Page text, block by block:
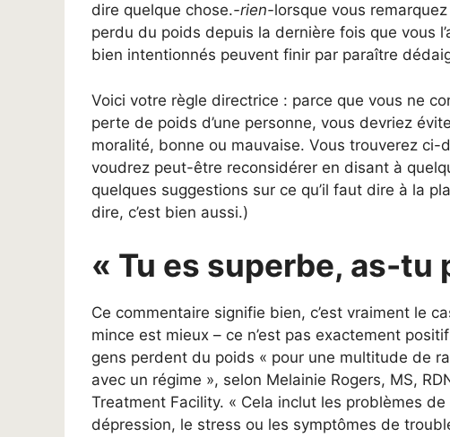
dire quelque chose.-rien-lorsque vous
perdu du poids depuis la dernière fois que vous
bien intentionnés peuvent finir par paraître
Voici votre règle directrice : parce que vous ne
perte de poids d’une personne, vous devriez
moralité, bonne ou mauvaise. Vous trouverez
voudrez peut-être reconsidérer en disant à
quelques suggestions sur ce qu’il faut dire à la
dire, c’est bien aussi.)
« Tu es superbe, as-tu
Ce commentaire signifie bien, c’est vraiment le
mince est mieux – ce n’est pas exactement
gens perdent du poids « pour une multitude de
avec un régime », selon Melainie Rogers, MS,
Treatment Facility. « Cela inclut les problèmes
dépression, le stress ou les symptômes de